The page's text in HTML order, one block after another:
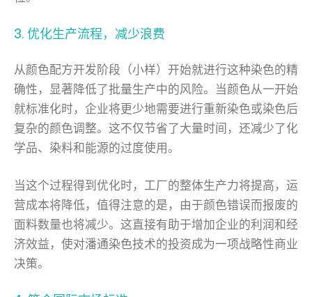
3. 优化生产流程，减少浪费
从颜色配方开发阶段（小样）开始就进行这种染色的精
确性，显著降低了批量生产中的风险。当颜色从一开始
就标准化时，企业将更少地需要进行重新染色或染色后
复杂的颜色调整。这不仅节省了大量时间，还减少了化
学品、染料和能源的过度使用。
当这个过程得到优化时，工厂的整体生产力将提高，运
营成本将降低，值得注意的是，由于颜色错误而报废的
面料数量也将减少。这直接有助于增加企业的利润和经
济效益，使对潘通染色技术的投资成为一项战略性商业
决策。